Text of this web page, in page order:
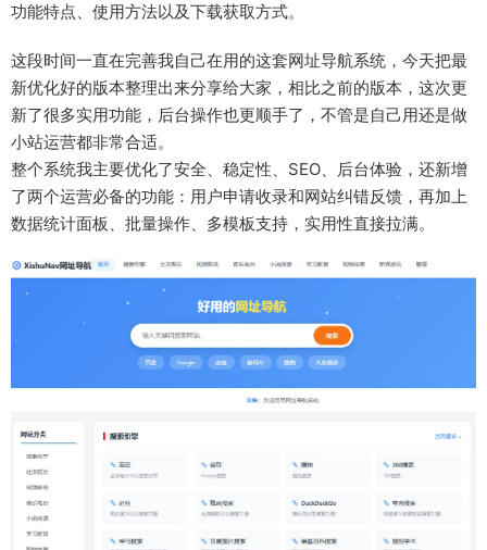
功能特点、使用方法以及下载获取方式。
这段时间一直在完善我自己在用的这套网址导航系统，今天把最
新优化好的版本整理出来分享给大家，相比之前的版本，这次更
新了很多实用功能，后台操作也更顺手了，不管是自己用还是做
小站运营都非常合适。
整个系统我主要优化了安全、稳定性、SEO、后台体验，还新增
了两个运营必备的功能：用户申请收录和网站纠错反馈，再加上
数据统计面板、批量操作、多模板支持，实用性直接拉满。